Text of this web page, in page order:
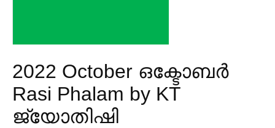
2022 October ഒക്ടോബർ
Rasi Phalam by KT
ജ്യോതിഷി